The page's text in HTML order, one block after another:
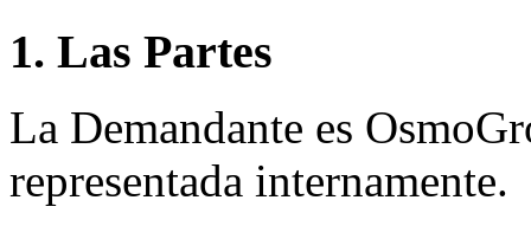
1. Las Partes
La Demandante es
representada internamente.